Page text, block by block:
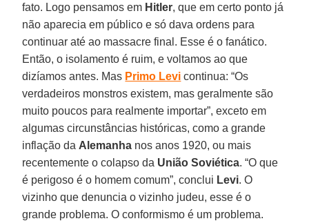
fato. Logo pensamos em Hitler, que em certo ponto já
não aparecia em público e só dava ordens para
continuar até ao massacre final. Esse é o fanático.
Então, o isolamento é ruim, e voltamos ao que
dizíamos antes. Mas Primo Levi continua: “Os
verdadeiros monstros existem, mas geralmente são
muito poucos para realmente importar”, exceto em
algumas circunstâncias históricas, como a grande
inflação da Alemanha nos anos 1920, ou mais
recentemente o colapso da União Soviética. “O que
é perigoso é o homem comum”, conclui Levi. O
vizinho que denuncia o vizinho judeu, esse é o
grande problema. O conformismo é um problema.